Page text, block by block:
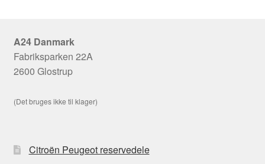
A24 Danmark
Fabriksparken 22A
2600 Glostrup
(Det bruges ikke til klager)
Citroën Peugeot reservedele